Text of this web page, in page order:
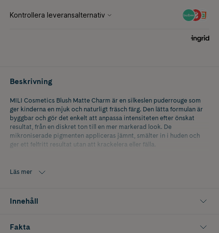
Beskrivning
MILI Cosmetics Blush Matte Charm är en silkeslen puderrouge som
ger kinderna en mjuk och naturligt fräsch färg. Den lätta formulan är
byggbar och gör det enkelt att anpassa intensiteten efter önskat
resultat, från en diskret ton till en mer markerad look. De
mikroniserade pigmenten appliceras jämnt, smälter in i huden och
ger ett felfritt resultat utan att krackelera eller fälla.
och kan användas ovanpå både puder- och krämprodukter. Charm är
Innehåller 5 g.
Läs mer
Innehåll
Fakta